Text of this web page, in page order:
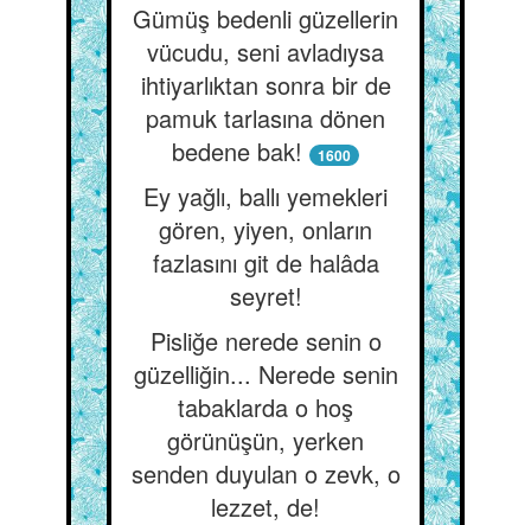
Gümüş bedenli güzellerin
vücudu, seni avladıysa
ihtiyarlıktan sonra bir de
pamuk tarlasına dönen
bedene bak!
1600
Ey yağlı, ballı yemekleri
gören, yiyen, onların
fazlasını git de halâda
seyret!
Pisliğe nerede senin o
güzelliğin... Nerede senin
tabaklarda o hoş
görünüşün, yerken
senden duyulan o zevk, o
lezzet, de!